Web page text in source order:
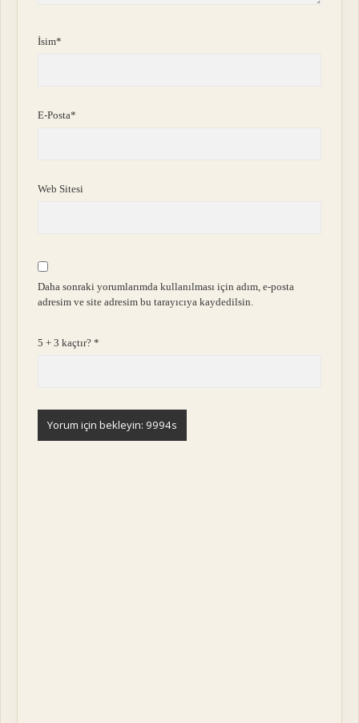
İsim*
E-Posta*
Web Sitesi
Daha sonraki yorumlarımda kullanılması için adım, e-posta
adresim ve site adresim bu tarayıcıya kaydedilsin.
5 + 3 kaçtır?*